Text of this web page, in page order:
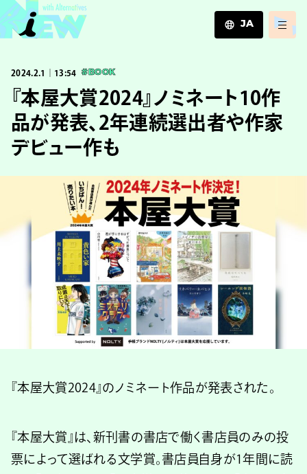
JA
ZH
2024.2.1｜13:54 #BOOK
『本屋大賞2024』ノミネート10作
品が発表、2年連続選出者や作家
デビュー作も
『本屋大賞2024』のノミネート作品が発表された。
『本屋大賞』は、新刊書の書店で働く書店員のみの投
票によって選ばれる文学賞。書店員自身が1年間に読